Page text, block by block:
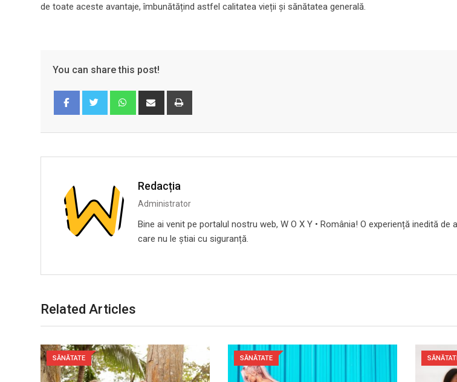
de toate aceste avantaje, îmbunătățind astfel calitatea vieții și sănătatea generală.
You can share this post!
WhatsappShare
Redacția
Administrator
Bine ai venit pe portalul nostru web, W O X Y • România! O experiență inedită de
care nu le știai cu siguranță.
Related Articles
SĂNĂTATE SĂNĂTATE